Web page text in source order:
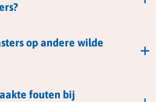
op andere wilde
fouten bij